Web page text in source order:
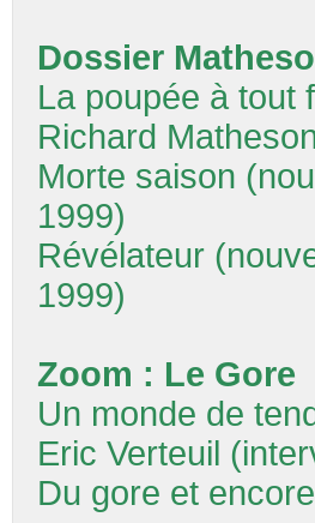
Dossier
La poupée à tout
Richard
Morte saison
1999)
Révélateur
1999)
Zoom : Le Gore
Un monde de
Eric Verteuil
Du gore et